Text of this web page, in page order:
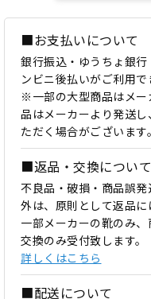
■お支払いについて
銀行振込・ゆうちょ銀
ンビニ後払いがご利用で
※一部の大型商品はメー
品はメーカーより発送
ただく場合がございます。
■返品・交換について
不良品・破損・商品誤
外は、原則として返品に
一部メーカーの靴のみ
交換のみ受付致します。
詳しくはこちら
■配送について